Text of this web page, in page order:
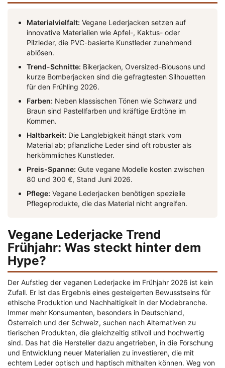
Materialvielfalt: Vegane Lederjacken setzen auf
innovative Materialien wie Apfel-, Kaktus- oder
Pilzleder, die PVC-basierte Kunstleder zunehmend
ablösen.
Trend-Schnitte: Bikerjacken, Oversized-Blousons und
kurze Bomberjacken sind die gefragtesten Silhouetten
für den Frühling 2026.
Farben: Neben klassischen Tönen wie Schwarz und
Braun sind Pastellfarben und kräftige Erdtöne im
Kommen.
Haltbarkeit: Die Langlebigkeit hängt stark vom
Material ab; pflanzliche Leder sind oft robuster als
herkömmliches Kunstleder.
Preis-Spanne: Gute vegane Modelle kosten zwischen
80 und 300 €, Stand Juni 2026.
Pflege: Vegane Lederjacken benötigen spezielle
Pflegeprodukte, die das Material nicht angreifen.
Vegane Lederjacke Trend
Frühjahr: Was steckt hinter dem
Hype?
Der Aufstieg der veganen Lederjacke im Frühjahr 2026 ist kein
Zufall. Er ist das Ergebnis eines gesteigerten Bewusstseins für
ethische Produktion und Nachhaltigkeit in der Modebranche.
Immer mehr Konsumenten, besonders in Deutschland,
Österreich und der Schweiz, suchen nach Alternativen zu
tierischen Produkten, die gleichzeitig stilvoll und hochwertig
sind. Das hat die Hersteller dazu angetrieben, in die Forschung
und Entwicklung neuer Materialien zu investieren, die mit
echtem Leder optisch und haptisch mithalten können. Weg von